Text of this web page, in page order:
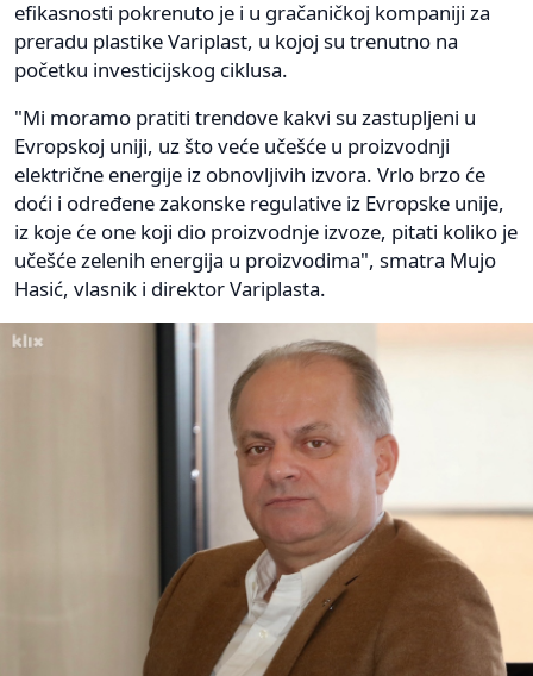
efikasnosti pokrenuto je i u gračaničkoj kompaniji za
preradu plastike Variplast, u kojoj su trenutno na
početku investicijskog ciklusa.
"Mi moramo pratiti trendove kakvi su zastupljeni u
Evropskoj uniji, uz što veće učešće u proizvodnji
električne energije iz obnovljivih izvora. Vrlo brzo će
doći i određene zakonske regulative iz Evropske unije,
iz koje će one koji dio proizvodnje izvoze, pitati koliko je
učešće zelenih energija u proizvodima", smatra Mujo
Hasić, vlasnik i direktor Variplasta.